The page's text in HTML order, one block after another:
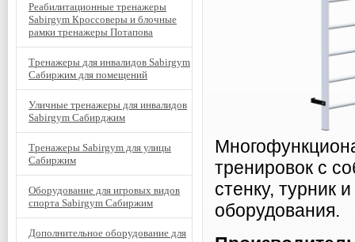
тренировок с
стенку, турник
оборудования.
Реабилитационные тренажеры
Sabirgym Кроссоверы и блочные
рамки тренажеры Потапова
Тренажеры для инвалидов Sabirgym
Сабиржим для помещений
Уличные тренажеры для инвалидов
Sabirgym Сабирджим
Тренажеры Sabirgym для улицы
Сабиржим
Оборудование для игровых видов
спорта Sabirgym Сабиржим
Дополнительное оборудование для